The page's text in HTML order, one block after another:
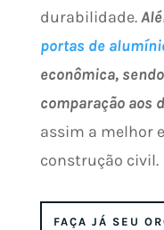
durabilidade.
portas de
econômica,
comparação aos
assim a melhor
construção civil.
FAÇA JÁ SEU